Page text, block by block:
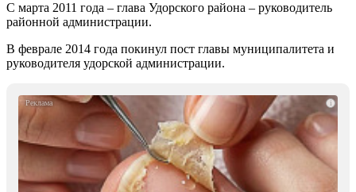
С марта 2011 года – глава Удорского района – руководитель
районной администрации.
В феврале 2014 года покинул пост главы муниципалитета и
руководителя удорской администрации.
i